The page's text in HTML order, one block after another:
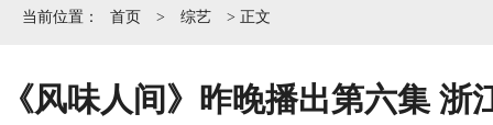
当前位置： 首页 > 综艺 > 正文
《风味人间》昨晚播出第六集 浙